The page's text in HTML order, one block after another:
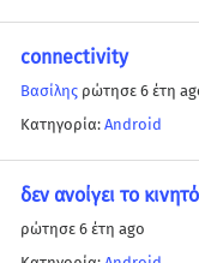
connectivity
Βασίλης ρώτησε 6 έτη
Κατηγορία: Android
δεν ανοίγει το
ρώτησε 6 έτη ago